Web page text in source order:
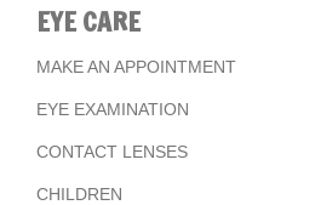
EYE CARE
MAKE AN APPOINTMENT
EYE EXAMINATION
CONTACT LENSES
CHILDREN